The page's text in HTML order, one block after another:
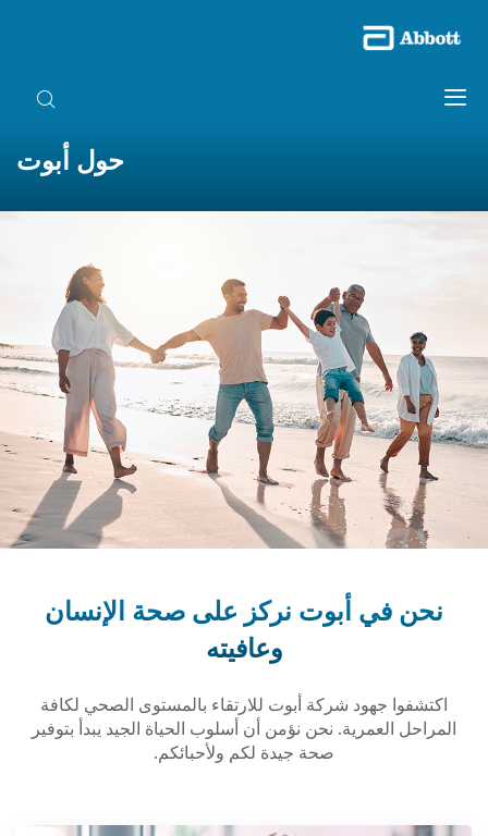
حول أبوت
نحن في أبوت نركز على صحة الإنسان
وعافيته
اكتشفوا جهود شركة أبوت للارتقاء بالمستوى الصحي لكافة
المراحل العمرية. نحن نؤمن أن أسلوب الحياة الجيد يبدأ بتوفير
صحة جيدة لكم ولأحبائكم.